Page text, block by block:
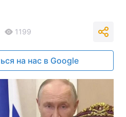
1199
на нас в Google